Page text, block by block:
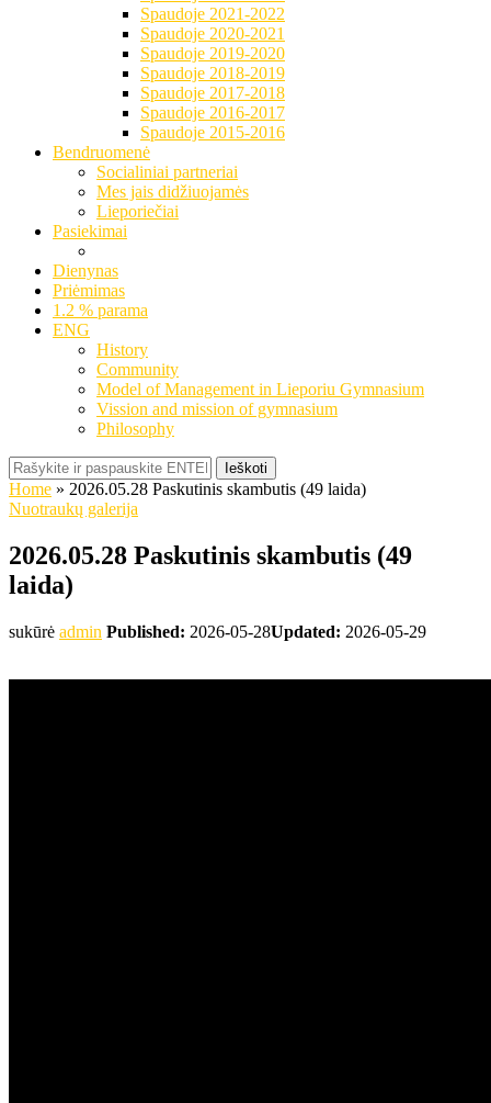
Spaudoje 2021-2022
Spaudoje 2020-2021
Spaudoje 2019-2020
Spaudoje 2018-2019
Spaudoje 2017-2018
Spaudoje 2016-2017
Spaudoje 2015-2016
Bendruomenė
Socialiniai partneriai
Mes jais didžiuojamės
Lieporiečiai
Pasiekimai
Dienynas
Priėmimas
1.2 % parama
ENG
History
Community
Model of Management in Lieporiu Gymnasium
Vission and mission of gymnasium
Philosophy
Ieškoti
Home » 2026.05.28 Paskutinis skambutis (49 laida)
Nuotraukų galerija
2026.05.28 Paskutinis skambutis (49
laida)
sukūrė admin Published: 2026-05-28Updated: 2026-05-29